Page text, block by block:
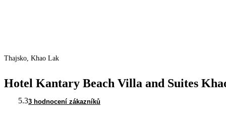
Thajsko, Khao Lak
Hotel Kantary Beach Villa and Suites
5.33 hodnocení zákazníků